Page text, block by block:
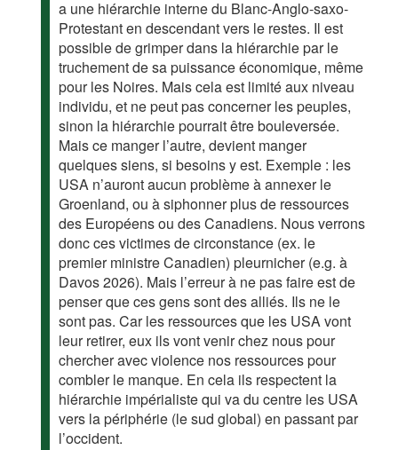
a une hiérarchie interne du Blanc-Anglo-saxo-
Protestant en descendant vers le restes. Il est
possible de grimper dans la hiérarchie par le
truchement de sa puissance économique, même
pour les Noires. Mais cela est limité aux niveau
individu, et ne peut pas concerner les peuples,
sinon la hiérarchie pourrait être bouleversée.
Mais ce manger l’autre, devient manger
quelques siens, si besoins y est. Exemple : les
USA n’auront aucun problème à annexer le
Groenland, ou à siphonner plus de ressources
des Européens ou des Canadiens. Nous verrons
donc ces victimes de circonstance (ex. le
premier ministre Canadien) pleurnicher (e.g. à
Davos 2026). Mais l’erreur à ne pas faire est de
penser que ces gens sont des alliés. Ils ne le
sont pas. Car les ressources que les USA vont
leur retirer, eux ils vont venir chez nous pour
chercher avec violence nos ressources pour
combler le manque. En cela ils respectent la
hiérarchie impérialiste qui va du centre les USA
vers la périphérie (le sud global) en passant par
l’occident.